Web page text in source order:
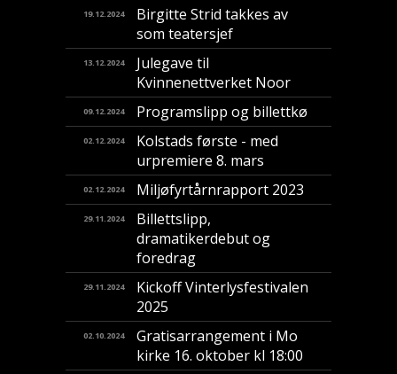
19.12.2024
Birgitte Strid takkes av
som teatersjef
13.12.2024
Julegave til
Kvinnenettverket Noor
09.12.2024 Programslipp og billettkø
02.12.2024
Kolstads første - med
urpremiere 8. mars
02.12.2024 Miljøfyrtårnrapport 2023
29.11.2024
Billettslipp,
dramatikerdebut og
foredrag
29.11.2024
Kickoff Vinterlysfestivalen
2025
02.10.2024
Gratisarrangement i Mo
kirke 16. oktober kl 18:00